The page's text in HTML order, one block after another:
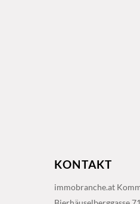
KONTAKT
immobranche.at